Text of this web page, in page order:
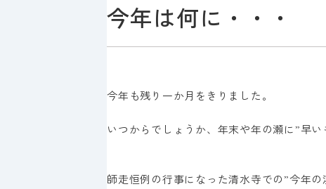
今年は何に・・・
今年も残り一か月をきりました。
いつからでしょうか、年末や年の瀬に”早
師走恒例の行事になった清水寺での”今年の